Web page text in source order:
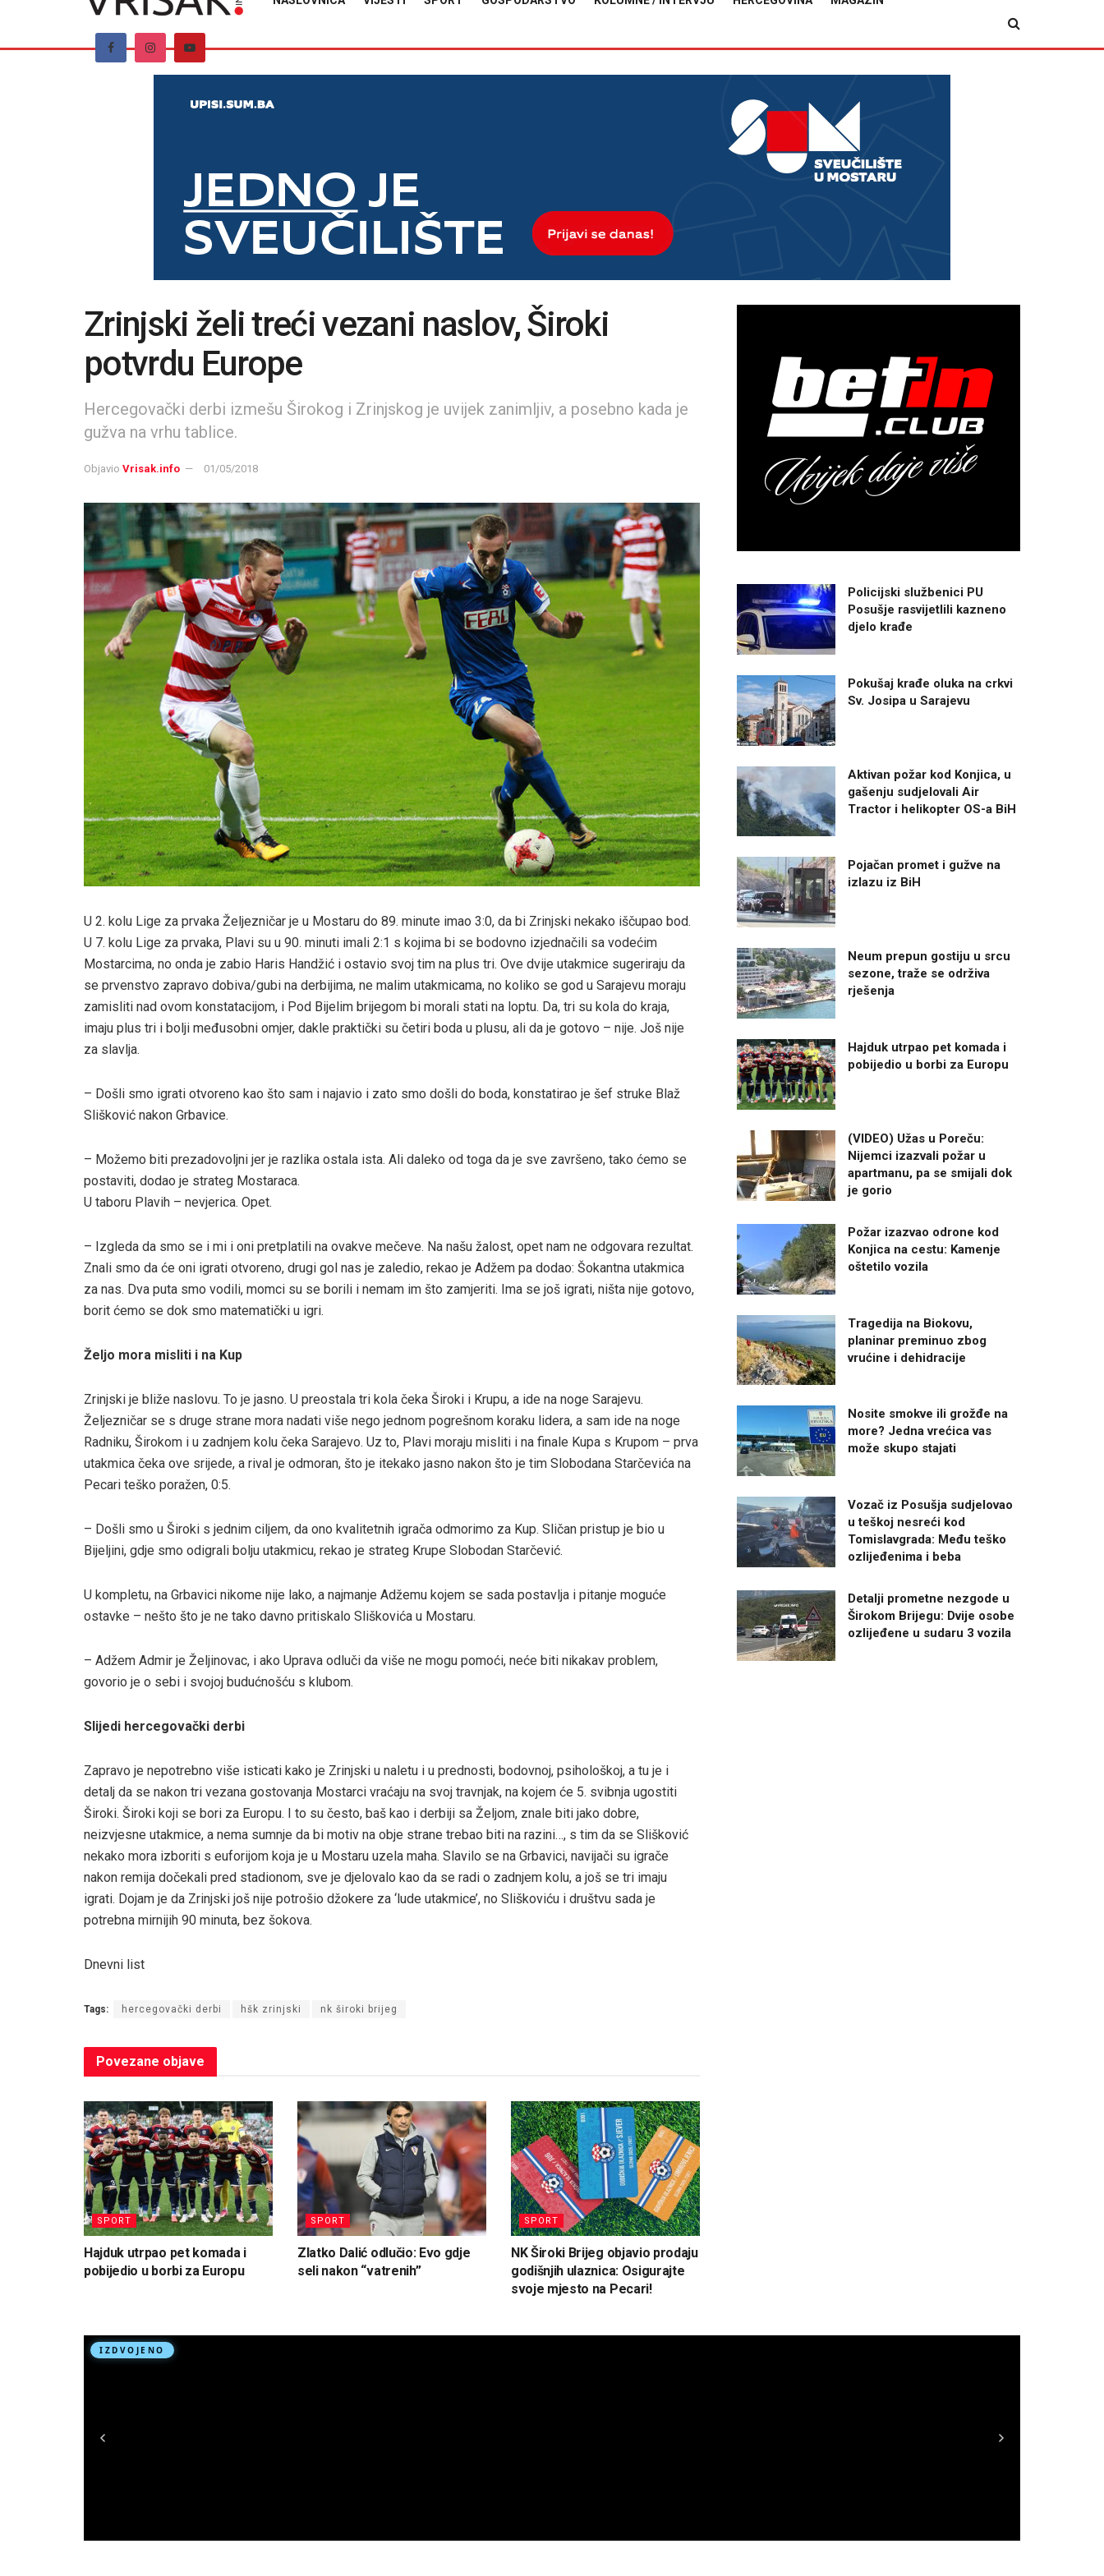
Zrinjski želi treći vezani naslov, Široki
potvrdu Europe
Hercegovački derbi izmešu Širokog i Zrinjskog je uvijek zanimljiv, a posebno kada je
gužva na vrhu tablice.
Objavio Vrisak.info 01/05/2018
U 2. kolu Lige za prvaka Željezničar je u Mostaru do 89. minute imao 3:0, da bi Zrinjski nekako iščupao bod.
U 7. kolu Lige za prvaka, Plavi su u 90. minuti imali 2:1 s kojima bi se bodovno izjednačili sa vodećim
Mostarcima, no onda je zabio Haris Handžić i ostavio svoj tim na plus tri. Ove dvije utakmice sugeriraju da
se prvenstvo zapravo dobiva/gubi na derbijima, ne malim utakmicama, no koliko se god u Sarajevu moraju
zamisliti nad ovom konstatacijom, i Pod Bijelim brijegom bi morali stati na loptu. Da, tri su kola do kraja,
imaju plus tri i bolji međusobni omjer, dakle praktički su četiri boda u plusu, ali da je gotovo – nije. Još nije
za slavlja.
– Došli smo igrati otvoreno kao što sam i najavio i zato smo došli do boda, konstatirao je šef struke Blaž
Slišković nakon Grbavice.
– Možemo biti prezadovoljni jer je razlika ostala ista. Ali daleko od toga da je sve završeno, tako ćemo se
postaviti, dodao je strateg Mostaraca.
U taboru Plavih – nevjerica. Opet.
– Izgleda da smo se i mi i oni pretplatili na ovakve mečeve. Na našu žalost, opet nam ne odgovara rezultat.
Znali smo da će oni igrati otvoreno, drugi gol nas je zaledio, rekao je Adžem pa dodao: Šokantna utakmica
za nas. Dva puta smo vodili, momci su se borili i nemam im što zamjeriti. Ima se još igrati, ništa nije gotovo,
borit ćemo se dok smo matematički u igri.
Željo mora misliti i na Kup
Zrinjski je bliže naslovu. To je jasno. U preostala tri kola čeka Široki i Krupu, a ide na noge Sarajevu.
Željezničar se s druge strane mora nadati više nego jednom pogrešnom koraku lidera, a sam ide na noge
Radniku, Širokom i u zadnjem kolu čeka Sarajevo. Uz to, Plavi moraju misliti i na finale Kupa s Krupom – prva
utakmica čeka ove srijede, a rival je odmoran, što je itekako jasno nakon što je tim Slobodana Starčevića na
Pecari teško poražen, 0:5.
– Došli smo u Široki s jednim ciljem, da ono kvalitetnih igrača odmorimo za Kup. Sličan pristup je bio u
Bijeljini, gdje smo odigrali bolju utakmicu, rekao je strateg Krupe Slobodan Starčević.
U kompletu, na Grbavici nikome nije lako, a najmanje Adžemu kojem se sada postavlja i pitanje moguće
ostavke – nešto što je ne tako davno pritiskalo Sliškovića u Mostaru.
– Adžem Admir je Željinovac, i ako Uprava odluči da više ne mogu pomoći, neće biti nikakav problem,
govorio je o sebi i svojoj budućnošću s klubom.
Slijedi hercegovački derbi
Zapravo je nepotrebno više isticati kako je Zrinjski u naletu i u prednosti, bodovnoj, psihološkoj, a tu je i
detalj da se nakon tri vezana gostovanja Mostarci vraćaju na svoj travnjak, na kojem će 5. svibnja ugostiti
Široki. Široki koji se bori za Europu. I to su često, baš kao i derbiji sa Željom, znale biti jako dobre,
neizvjesne utakmice, a nema sumnje da bi motiv na obje strane trebao biti na razini…, s tim da se Slišković
nekako mora izboriti s euforijom koja je u Mostaru uzela maha. Slavilo se na Grbavici, navijači su igrače
nakon remija dočekali pred stadionom, sve je djelovalo kao da se radi o zadnjem kolu, a još se tri imaju
igrati. Dojam je da Zrinjski još nije potrošio džokere za ‘lude utakmice’, no Sliškoviću i društvu sada je
potrebna mirnijih 90 minuta, bez šokova.
Dnevni list
Tags: hercegovački derbi hšk zrinjski nk široki brijeg
Povezane objave
SPORT
Hajduk utrpao pet komada i
pobijedio u borbi za Europu
SPORT
Zlatko Dalić odlučio: Evo gdje
seli nakon “vatrenih”
SPORT
NK Široki Brijeg objavio prodaju
godišnjih ulaznica: Osigurajte
svoje mjesto na Pecari!
Policijski službenici PU
Posušje rasvijetlili kazneno
djelo krađe
Pokušaj krađe oluka na crkvi
Sv. Josipa u Sarajevu
Aktivan požar kod Konjica, u
gašenju sudjelovali Air
Tractor i helikopter OS-a BiH
Pojačan promet i gužve na
izlazu iz BiH
Neum prepun gostiju u srcu
sezone, traže se održiva
rješenja
Hajduk utrpao pet komada i
pobijedio u borbi za Europu
(VIDEO) Užas u Poreču:
Nijemci izazvali požar u
apartmanu, pa se smijali dok
je gorio
Požar izazvao odrone kod
Konjica na cestu: Kamenje
oštetilo vozila
Tragedija na Biokovu,
planinar preminuo zbog
vrućine i dehidracije
Nosite smokve ili grožđe na
more? Jedna vrećica vas
može skupo stajati
Vozač iz Posušja sudjelovao
u teškoj nesreći kod
Tomislavgrada: Među teško
ozlijeđenima i beba
Detalji prometne nezgode u
Širokom Brijegu: Dvije osobe
ozlijeđene u sudaru 3 vozila